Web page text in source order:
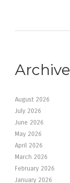
August 2026
July 2026
June 2026
May 2026
April 2026
March 2026
February 2026
January 2026